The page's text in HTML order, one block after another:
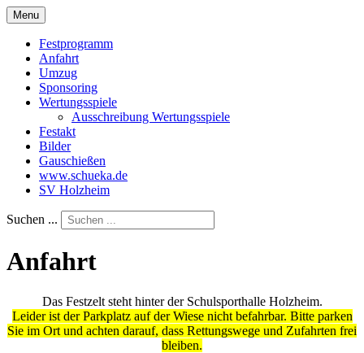
Menu
Festprogramm
Anfahrt
Umzug
Sponsoring
Wertungsspiele
Ausschreibung Wertungsspiele
Festakt
Bilder
Gauschießen
www.schueka.de
SV Holzheim
Suchen ...
Anfahrt
Das Festzelt steht hinter der Schulsporthalle Holzheim.
Leider ist der Parkplatz auf der Wiese nicht befahrbar. Bitte parken
Sie im Ort und achten darauf, dass Rettungswege und Zufahrten frei
bleiben.